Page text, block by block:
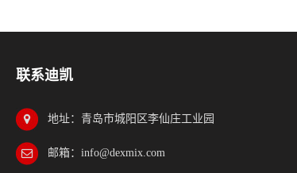
联系迪凯
地址：青岛市城阳区李仙庄工业园
邮箱：info@dexmix.com